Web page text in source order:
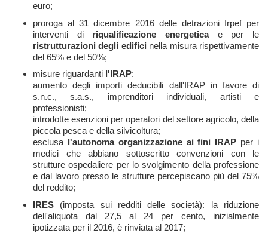
euro;
proroga al 31 dicembre 2016 delle detrazioni Irpef per
interventi di riqualificazione energeticae per le
ristrutturazioni degli edifici nella misura rispettivamente
del 65% e del 50%;
misure riguardanti l'IRAP:
aumento degli importi deducibili dall'IRAP in favore di
s.n.c., s.a.s., imprenditori individuali, artisti e
professionisti;
introdotte esenzioni per operatori del settore agricolo, della
piccola pesca e della silvicoltura;
esclusa l'autonoma organizzazione ai fini IRAP per i
medici che abbiano sottoscritto convenzioni con le
strutture ospedaliere per lo svolgimento della professione
e dal lavoro presso le strutture percepiscano più del 75%
del reddito;
IRES (imposta sui redditi delle società): la riduzione
dell'aliquota dal 27,5 al 24 per cento, inizialmente
ipotizzata per il 2016, è rinviata al 2017;